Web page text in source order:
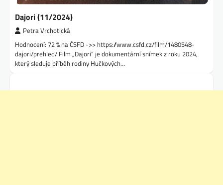
Dajori (11/2024)
Petra Vrchotická
Hodnocení: 72 % na ČSFD ->> https://www.csfd.cz/film/1480548-
dajori/prehled/ Film „Dajori“ je dokumentární snímek z roku 2024,
který sleduje příběh rodiny Hučkových…